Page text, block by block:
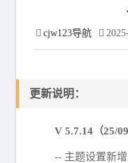
cjw123导航
更新说明：
V 5.7.14（25/
-- 主题设置新